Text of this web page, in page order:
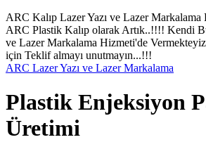
ARC Kalıp Lazer Yazı ve Lazer Markalama
ARC Plastik Kalıp olarak Artık..!!!! Kendi
ve Lazer Markalama Hizmeti'de
için Teklif almayı unutmayın...!!!
ARC Lazer Yazı ve Lazer Markalama
Plastik Enjeksiyon
Üretimi